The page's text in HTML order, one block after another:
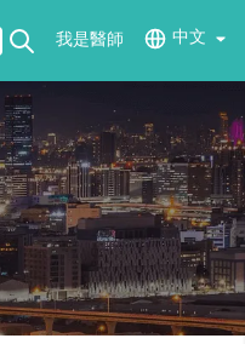
我是醫師 中文